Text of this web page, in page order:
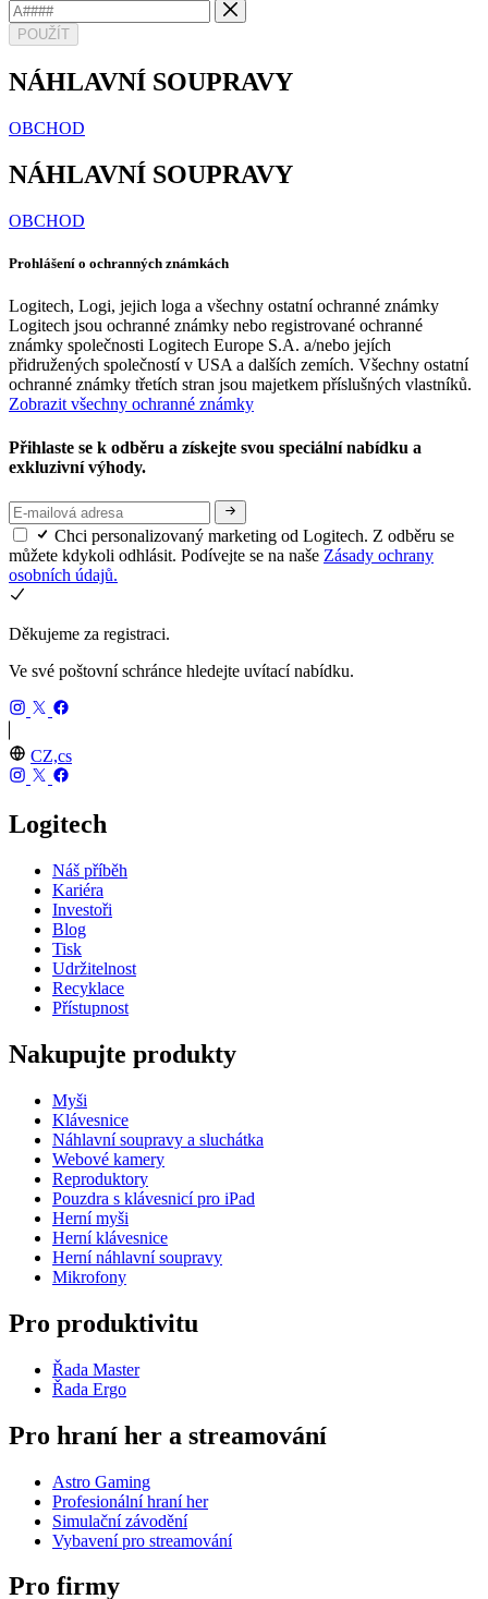
POUŽÍT
NÁHLAVNÍ SOUPRAVY
OBCHOD
NÁHLAVNÍ SOUPRAVY
OBCHOD
Prohlášení o ochranných známkách
Logitech, Logi, jejich loga a všechny ostatní ochranné známky
Logitech jsou ochranné známky nebo registrované ochranné
známky společnosti Logitech Europe S.A. a/nebo jejích
přidružených společností v USA a dalších zemích. Všechny ostatní
ochranné známky třetích stran jsou majetkem příslušných vlastníků.
Zobrazit všechny ochranné známky
Přihlaste se k odběru a získejte svou speciální nabídku a
exkluzivní výhody.
Chci personalizovaný marketing od Logitech. Z odběru se
můžete kdykoli odhlásit. Podívejte se na naše Zásady ochrany
osobních údajů.
Děkujeme za registraci.
Ve své poštovní schránce hledejte uvítací nabídku.
CZ,cs
Logitech
Náš příběh
Kariéra
Investoři
Blog
Tisk
Udržitelnost
Recyklace
Přístupnost
Nakupujte produkty
Myši
Klávesnice
Náhlavní soupravy a sluchátka
Webové kamery
Reproduktory
Pouzdra s klávesnicí pro iPad
Herní myši
Herní klávesnice
Herní náhlavní soupravy
Mikrofony
Pro produktivitu
Řada Master
Řada Ergo
Pro hraní her a streamování
Astro Gaming
Profesionální hraní her
Simulační závodění
Vybavení pro streamování
Pro firmy